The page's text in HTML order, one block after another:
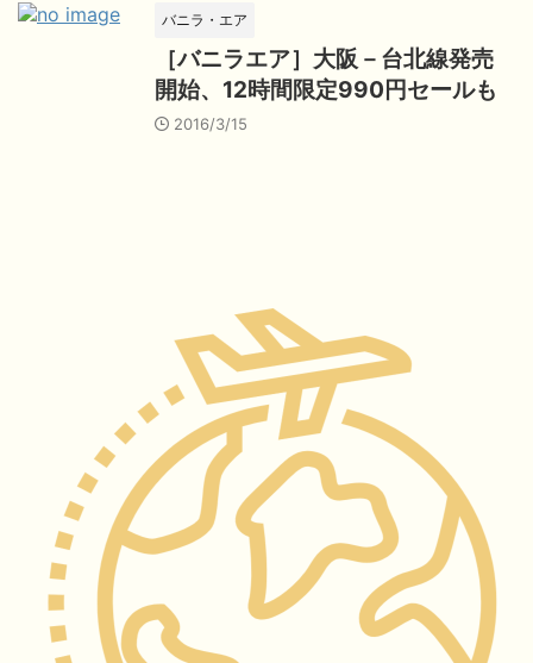
バニラ・エア
［バニラエア］大阪－台北線発売
開始、12時間限定990円セールも
2016/3/15